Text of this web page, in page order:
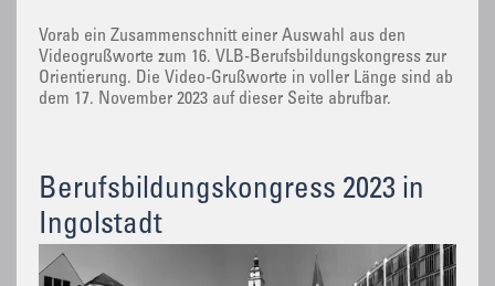
Vorab ein Zusammenschnitt einer Auswahl aus den
Videogrußworte zum 16. VLB-Berufsbildungskongress zur
Orientierung. Die Video-Grußworte in voller Länge sind ab
dem 17. November 2023 auf dieser Seite abrufbar.
Berufsbildungskongress 2023 in
Ingolstadt